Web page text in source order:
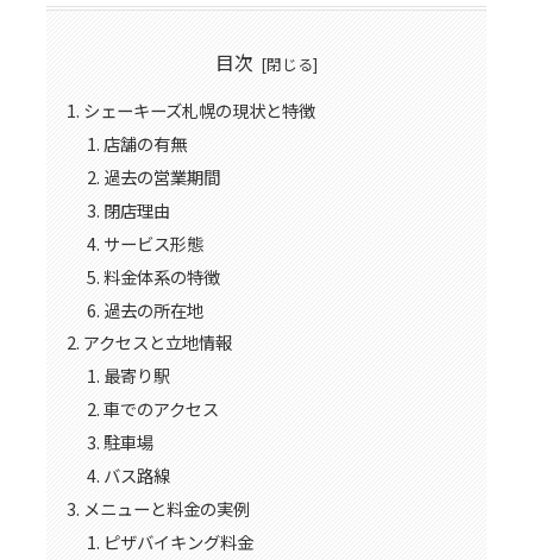
目次
シェーキーズ札幌の現状と特徴
店舗の有無
過去の営業期間
閉店理由
サービス形態
料金体系の特徴
過去の所在地
アクセスと立地情報
最寄り駅
車でのアクセス
駐車場
バス路線
メニューと料金の実例
ピザバイキング料金